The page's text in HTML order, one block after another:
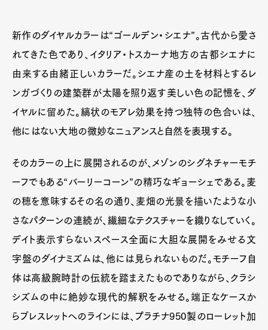
新作のダイヤルカラーは“ゴールデン・シエナ”。古代から愛さ
れてきた色であり、イタリア・トスカーナ地方の古都シエナに
由来する由緒正しいカラーだ。シエナ産の土を材料とするレ
ンガづくりの建築群が太陽を照り返す美しい色の記憶を、ダ
イヤルに留めた。縞状のモアレ効果を持つ独特の色合いは、
他にはない大地の微妙なニュアンスと自然を表現する。
そのカラーの上に展開されるのが、メゾンのシグネチャーモチ
ーフでもある“バーリーコーン”の精巧なギョーシェである。麦
の穂を意味するその名の通り、麦畑の光景を描いたような小
さなパターンの連続が、繊細なテクスチャーを織りなしていく。
デイト表示すらないスペース全面に大胆な展開をみせる文
字盤のダイナミズムは、他には見られないものだ。モチーフ自
体は高級腕時計の伝統を踏まえたものでありながら、クラシ
シズムの中に絶妙な現代的解釈をみせる。端正なケースか
らブレスレットへのラインには、プラチナ950製のローレット加